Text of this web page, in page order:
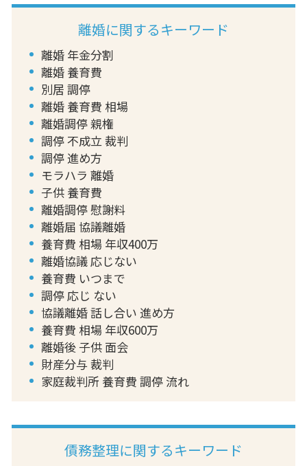
離婚に関するキーワード
離婚 年金分割
離婚 養育費
別居 調停
離婚 養育費 相場
離婚調停 親権
調停 不成立 裁判
調停 進め方
モラハラ 離婚
子供 養育費
離婚調停 慰謝料
離婚届 協議離婚
養育費 相場 年収400万
離婚協議 応じない
養育費 いつまで
調停 応じ ない
協議離婚 話し合い 進め方
養育費 相場 年収600万
離婚後 子供 面会
財産分与 裁判
家庭裁判所 養育費 調停 流れ
債務整理に関するキーワード